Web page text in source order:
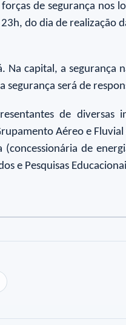
de segurança nos
do dia de realização
capital, a segurança
será de
de diversas
Aéreo e
(concessionária de
e Pesquisas